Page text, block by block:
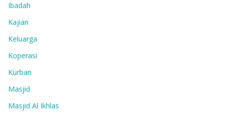
Ibadah
Kajian
Keluarga
Koperasi
Kurban
Masjid
Masjid Al Ikhlas